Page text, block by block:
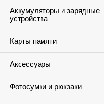
Аккумуляторы и зарядные
устройства
Карты памяти
Аксессуары
Фотосумки и рюкзаки